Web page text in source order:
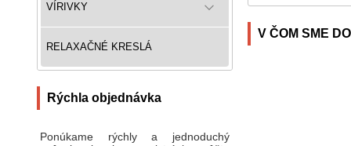
VÍRIVKY
RELAXAČNÉ KRESLÁ
Rýchla objednávka
Ponúkame rýchly a jednoduchý
V ČOM SME